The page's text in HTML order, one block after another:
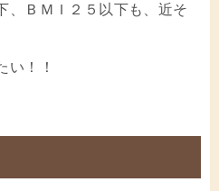
、ＢＭＩ２５以下も、近そ
い！！